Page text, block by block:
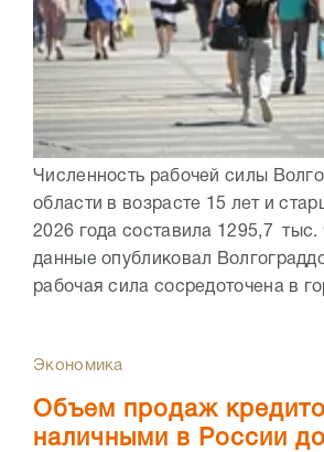
Численность рабочей силы
области в возрасте 15 лет и
2026 года составила 1295,7 тыс.
данные опубликовал
рабочая сила сосредоточена в
Экономика
Объем продаж
наличными в России